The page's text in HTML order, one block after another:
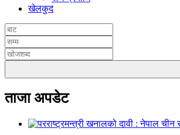
खेलकुद
ताजा अपडेट